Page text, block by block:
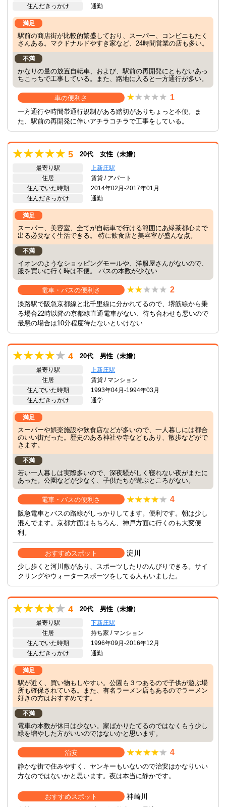
住んだきっかけ
通勤
満足
駅前の商店街が比較的繁盛しており、スーパー、コンビニもたく
さんある。マクドナルドやすき家など、24時間営業の店も多い。
不満
かなりの量の放置自転車、および、駅前の再開発にともないあっ
ちこっちで工事している。また、路地に入ると一方通行が多い。
車の便利さ 1
一方通行や時間帯通行規制がある踏切がありちょっと不便。ま
た、駅前の再開発に伴いアチラコチラで工事をしている。
5 20代 女性（未婚）
最寄り駅
上新庄駅
住居
賃貸 / アパート
住んでいた時期
2014年02月-2017年01月
住んだきっかけ
通勤
満足
スーパー、美容室、全てが自転車で行ける範囲にあ緑茶都心まで
出る必要なく生活できる。 特に飲食店と美容室が盛んな点。
不満
イオンのようなショッピングモールや、洋服屋さんがないので、
服を買いに行く時は不便。 バスの本数が少ない
電車・バスの便利さ 2
淡路駅で阪急京都線と北千里線に分かれてるので、堺筋線から乗
る場合22時以降の京都線直通電車がない、待ち合わせも悪いので
最悪の場合は10分程度待たないといけない
4 20代 男性（未婚）
最寄り駅
上新庄駅
住居
賃貸 / マンション
住んでいた時期
1993年04月-1994年03月
住んだきっかけ
通学
満足
スーパーや娯楽施設や飲食店などが多いので、一人暮しには都合
のいい街だった。歴史のある神社や寺などもあり、散歩などがで
きます。
不満
若い一人暮しは実際多いので、深夜騒がしく寝れない夜がまたに
あった。公園などが少なく、子供たちが遊ぶところがない。
電車・バスの便利さ 4
阪急電車とバスの路線がしっかりしてます。便利です。朝は少し
混んでます。京都方面はもちろん、神戸方面に行くのも大変便
利。
おすすめスポット 淀川
少し歩くと河川敷があり、スポーツしたりのんびりできる。サイ
クリングやウォータースポーツをしてる人もいました。
4 20代 男性（未婚）
最寄り駅
下新庄駅
住居
持ち家 / マンション
住んでいた時期
1996年09月-2016年12月
住んだきっかけ
通勤
満足
駅が近く、買い物もしやすい。公園も３つあるので子供が遊ぶ場
所も確保されている。また、有名ラーメン店もあるのでラーメン
好きの方はおすすめです。
不満
電車の本数が休日は少ない。家ばかりたてるのではなくもう少し
緑を増やした方がいいのではないかと思います。
治安 4
静かな街で住みやすく、ヤンキーもいないので治安はかなりいい
方なのではないかと思います。夜は本当に静かです。
おすすめスポット 神崎川